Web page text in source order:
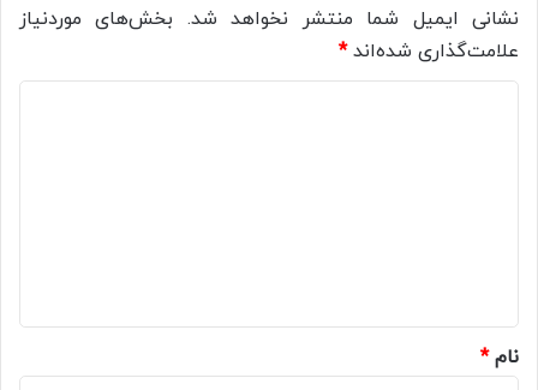
نشانی ایمیل شما منتشر نخواهد شد. بخش‌های موردنیاز
علامت‌گذاری شده‌اند*
نام*